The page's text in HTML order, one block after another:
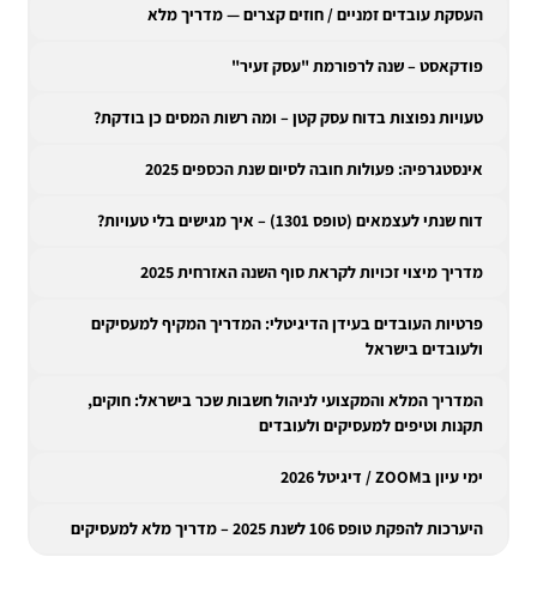
העסקת עובדים זמניים / חוזים קצרים — מדריך מלא
פודקאסט – שנה לרפורמת "עסק זעיר"
טעויות נפוצות בדוח עסק קטן – ומה רשות המסים כן בודקת?
אינסטגרפיה: פעולות חובה לסיום שנת הכספים 2025
דוח שנתי לעצמאים (טופס 1301) – איך מגישים בלי טעויות?
מדריך מיצוי זכויות לקראת סוף השנה האזרחית 2025
פרטיות העובדים בעידן הדיגיטלי: המדריך המקיף למעסיקים
ולעובדים בישראל
המדריך המלא והמקצועי לניהול חשבות שכר בישראל: חוקים,
תקנות וטיפים למעסיקים ולעובדים
ימי עיון בZOOM / דיגיטל 2026
היערכות להפקת טופס 106 לשנת 2025 – מדריך מלא למעסיקים